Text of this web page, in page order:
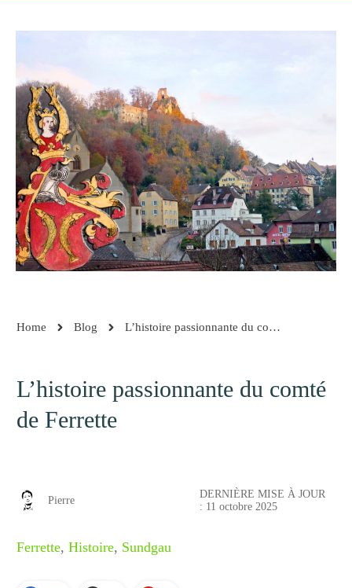
Home Blog L’histoire passionnante du comté de Ferrette
L’histoire passionnante du comté
de Ferrette
Pierre
DERNIÈRE MISE À JOUR
: 11 octobre 2025
Ferrette, Histoire, Sundgau